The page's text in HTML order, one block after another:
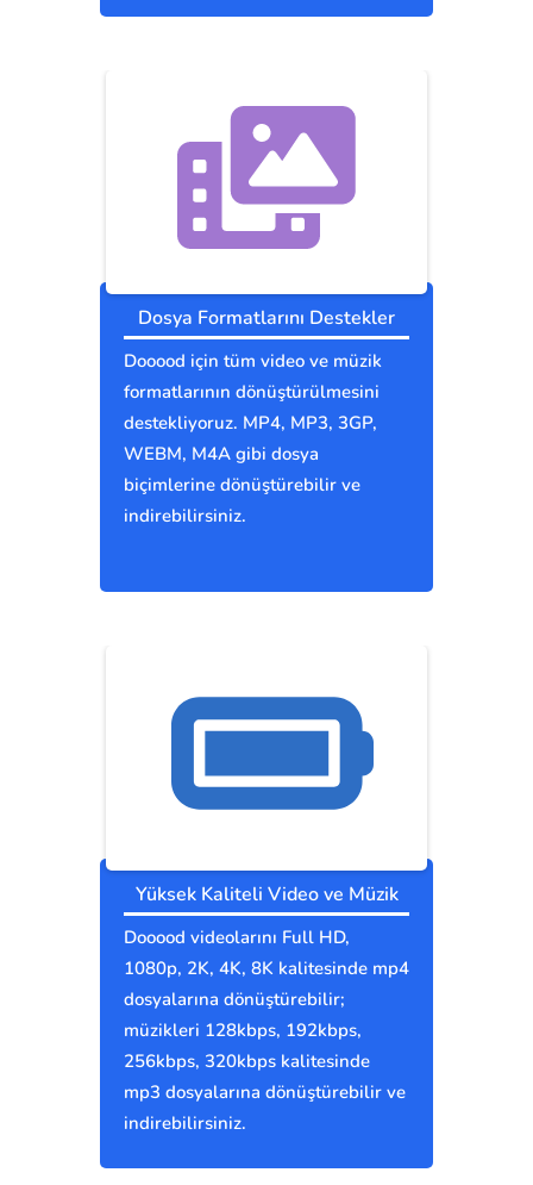
Dosya Formatlarını Destekler
Dooood için tüm video ve müzik
formatlarının dönüştürülmesini
destekliyoruz. MP4, MP3, 3GP,
WEBM, M4A gibi dosya
biçimlerine dönüştürebilir ve
indirebilirsiniz.
Yüksek Kaliteli Video ve Müzik
Dooood videolarını Full HD,
1080p, 2K, 4K, 8K kalitesinde mp4
dosyalarına dönüştürebilir;
müzikleri 128kbps, 192kbps,
256kbps, 320kbps kalitesinde
mp3 dosyalarına dönüştürebilir ve
indirebilirsiniz.